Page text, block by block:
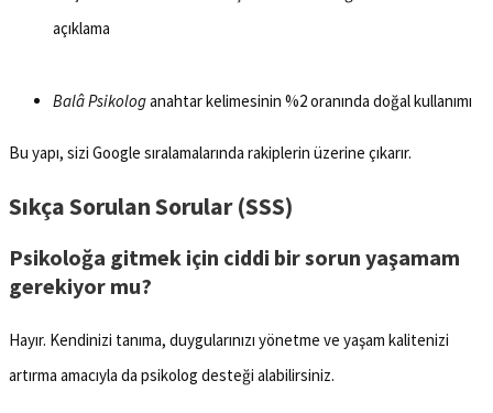
açıklama
Balâ Psikologanahtar kelimesinin %2 oranında doğal kullanımı
Bu yapı, sizi Google sıralamalarında rakiplerin üzerine çıkarır.
Sıkça Sorulan Sorular (SSS)
Psikoloğa gitmek için ciddi bir sorun yaşamam
gerekiyor mu?
Hayır. Kendinizi tanıma, duygularınızı yönetme ve yaşam kalitenizi
artırma amacıyla da psikolog desteği alabilirsiniz.